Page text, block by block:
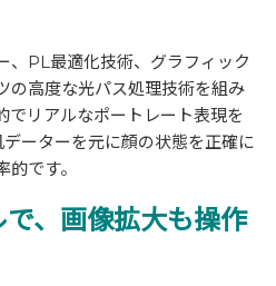
、PL最適化技術、グラフィック
の高度な光パス処理技術を組み
でリアルなポートレート表現を
ーターを元に顔の状態を正確に
です。
、画像拡大も操作